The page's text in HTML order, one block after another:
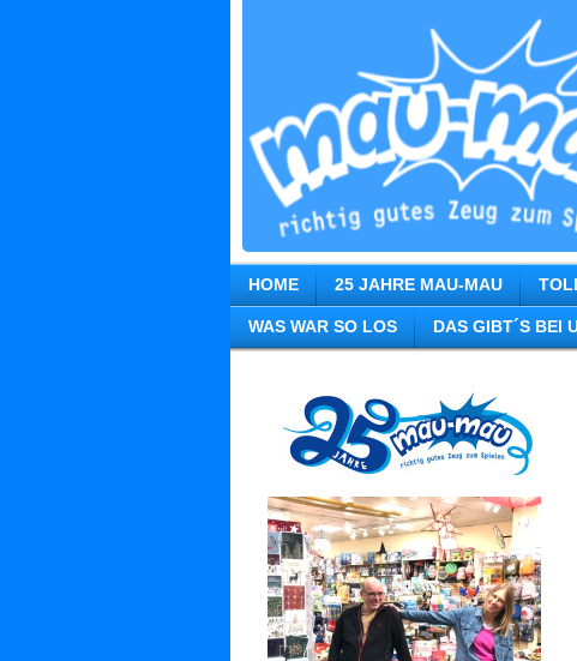
HOME 25 JAHRE MAU-MAU
WAS WAR SO LOS DAS GIBT´S BEI